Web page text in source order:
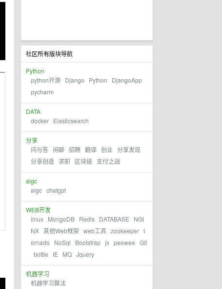
社区所有版块导航
Python
python开源 Django Python
DjangoApp
pycharm
DATA
docker Elasticsearch
分享
问与答 闲聊 招聘 翻译 创业 分享发现
分享创造 求职 区块链 支付之战
aigc
aigc chatgpt
WEB开发
linux MongoDB Redis DATABASE
NGI
NX 其他Web框架 web工具 zookeeper t
ornado
NoSql Bootstrap js peewee Git
bottle
IE MQ Jquery
机器学习
机器学习算法